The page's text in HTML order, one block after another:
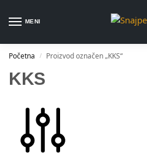
MENI
Početna / Proizvod označen „KKS“
KKS